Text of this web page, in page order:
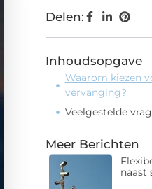
Delen:
Inhoudsopgave
Waarom kiezen
vervanging?
Veelgestelde
Meer Berichten
naast